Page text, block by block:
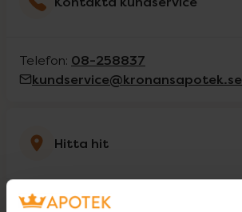
Telefon: 08-258837
kundservice@kronansapotek.se
Hitta hit
Tranebergsplan 1